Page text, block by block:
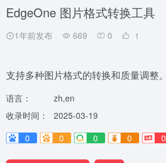
EdgeOne 图片格式转换工具
1年前发布 669 0 1
支持多种图片格式的转换和质量调整。
语言：
zh,en
收录时间：
2025-03-19
0
0 0 0 0